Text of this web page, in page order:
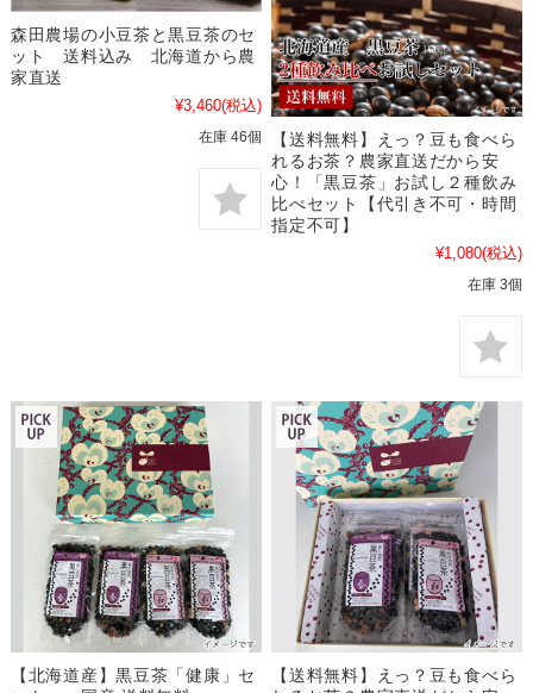
森田農場の小豆茶と黒豆茶のセ
ット 送料込み 北海道から農
家直送
¥3,460(税込)
在庫 46個
【送料無料】えっ？豆も食べら
れるお茶？農家直送だから安
心！「黒豆茶」お試し２種飲み
比べセット【代引き不可・時間
指定不可】
¥1,080(税込)
在庫 3個
【北海道産】黒豆茶「健康」セ
【送料無料】えっ？豆も食べら